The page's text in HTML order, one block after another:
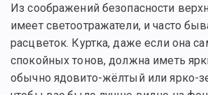
Из соображений безопасности
имеет светоотражатели, и часто
расцветок. Куртка, даже если она
спокойных тонов, должна иметь
обычно ядовито-жёлтый или ярко-